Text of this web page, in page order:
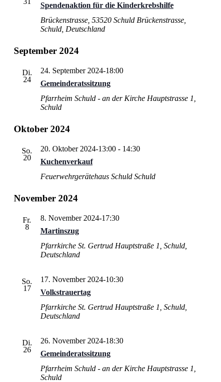
Spendenaktion für die Kinderkrebshilfe
Brückenstrasse, 53520 Schuld Brückenstrasse,
Schuld, Deutschland
September 2024
Di.
24
Gemeinderatssitzung
24. September 2024-18:00
Pfarrheim Schuld - an der Kirche Hauptstrasse 1,
Schuld
Oktober 2024
So.
20
Kuchenverkauf
20. Oktober 2024-13:00- 14:30
Feuerwehrgerätehaus Schuld Schuld
November 2024
Fr.
8
Martinszug
8. November 2024-17:30
Pfarrkirche St. Gertrud Hauptstraße 1, Schuld,
Deutschland
So.
17
Volkstrauertag
17. November 2024-10:30
Pfarrkirche St. Gertrud Hauptstraße 1, Schuld,
Deutschland
Di.
26
Gemeinderatssitzung
26. November 2024-18:30
Pfarrheim Schuld - an der Kirche Hauptstrasse 1,
Schuld